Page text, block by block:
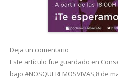
Deja un comentario
Este artículo fue guardado en
bajo #NOSQUEREMOSVIVAS,8 de